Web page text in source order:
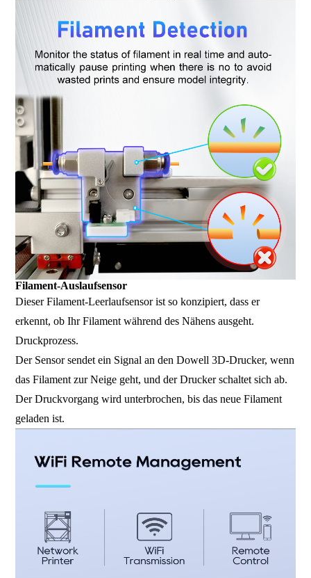
Filament-Auslaufsensor
Dieser Filament-Leerlaufsensor ist so konzipiert, dass er
erkennt, ob Ihr Filament während des Nähens ausgeht.
Druckprozess.
Der Sensor sendet ein Signal an den Dowell 3D-Drucker, wenn
das Filament zur Neige geht, und der Drucker schaltet sich ab.
Der Druckvorgang wird unterbrochen, bis das neue Filament
geladen ist.